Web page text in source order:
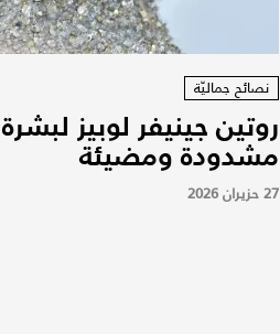
نصائح جماليّة
روتين جينيفر لوبيز لبشرة
مشدودة ومضيئة
27 حزيران 2026